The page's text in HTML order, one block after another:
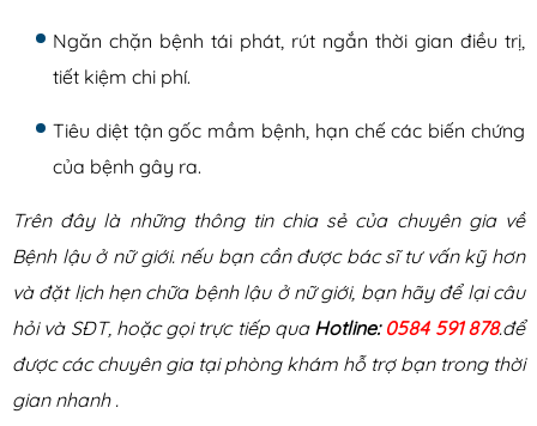
Ngăn chặn bệnh tái phát, rút ngắn thời gian điều trị,
tiết kiệm chi phí.
Tiêu diệt tận gốc mầm bệnh, hạn chế các biến chứng
của bệnh gây ra.
Trên đây là những thông tin chia sẻ của chuyên gia về
Bệnh lậu ở nữ giới. nếu bạn cần được bác sĩ tư vấn kỹ hơn
và đặt lịch hẹn chữa bệnh lậu ở nữ giới, bạn hãy để lại câu
hỏi và SĐT, hoặc gọi trực tiếp qua Hotline: 0584 591 878.để
được các chuyên gia tại phòng khám hỗ trợ bạn trong thời
gian nhanh .